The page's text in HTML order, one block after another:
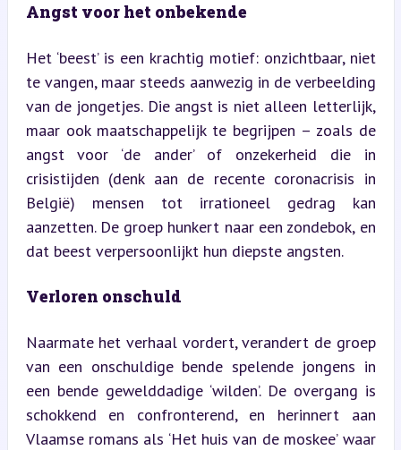
Angst voor het onbekende
Het ‘beest’ is een krachtig motief: onzichtbaar, niet
te vangen, maar steeds aanwezig in de verbeelding
van de jongetjes. Die angst is niet alleen letterlijk,
maar ook maatschappelijk te begrijpen – zoals de
angst voor ‘de ander’ of onzekerheid die in
crisistijden (denk aan de recente coronacrisis in
België) mensen tot irrationeel gedrag kan
aanzetten. De groep hunkert naar een zondebok, en
dat beest verpersoonlijkt hun diepste angsten.
Verloren onschuld
Naarmate het verhaal vordert, verandert de groep
van een onschuldige bende spelende jongens in
een bende gewelddadige ‘wilden’. De overgang is
schokkend en confronterend, en herinnert aan
Vlaamse romans als ‘Het huis van de moskee’ waar